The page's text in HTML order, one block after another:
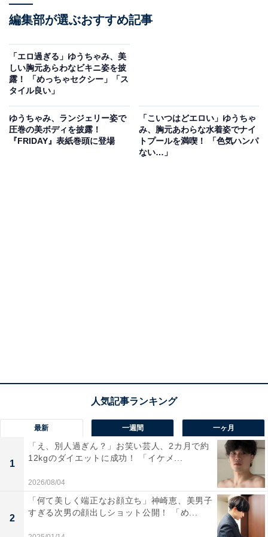
編集部が選ぶおすすめ記事
「エロ過ぎる」ゆうちゃみ、美
しい胸元あらわなビキニ姿を披
露！ 「めっちゃセクシー」「ス
タイル良い」
ゆうちゃみ、ランジェリー姿で
圧巻の美ボディを披露！
『FRIDAY』表紙巻頭に登場
「こいつはどエロい」ゆうちゃ
み、胸元あわらな水着姿でナイ
トプールを満喫！ 「色気ハンパ
ない…」
最新 一週間 一ヶ月
1
「え、別人過ぎん？」お笑い芸人、2カ月で約
12kgのダイエットに成功！ 「イケメ...
2026/08/04
2
「何て美しく端正なお顔立ち」神崎恵、美男子
すぎる次男の顔出しショット公開！ 「め...